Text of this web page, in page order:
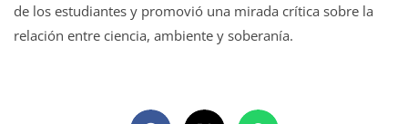
de los estudiantes y promovió una mirada crítica sobre la
relación entre ciencia, ambiente y soberanía.